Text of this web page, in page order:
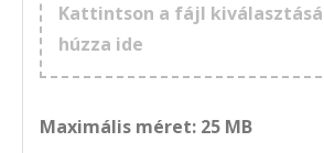
Kattintson a fájl
húzza ide
Maximális méret: 25 MB